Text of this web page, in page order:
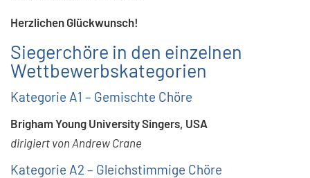
Herzlichen Glückwunsch!
Siegerchöre in den einzelnen
Wettbewerbskategorien
Kategorie A1 – Gemischte Chöre
Brigham Young University Singers, USA
dirigiert von Andrew Crane
Kategorie A2 – Gleichstimmige Chöre